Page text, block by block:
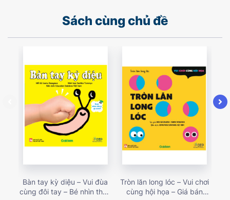
Sách cùng chủ đề
Bàn tay kỳ diệu – Vui đùa
cùng đôi tay – Bé nhìn thấy
Tròn lăn long lóc – Vui chơi
cùng hội họa – Giá bán